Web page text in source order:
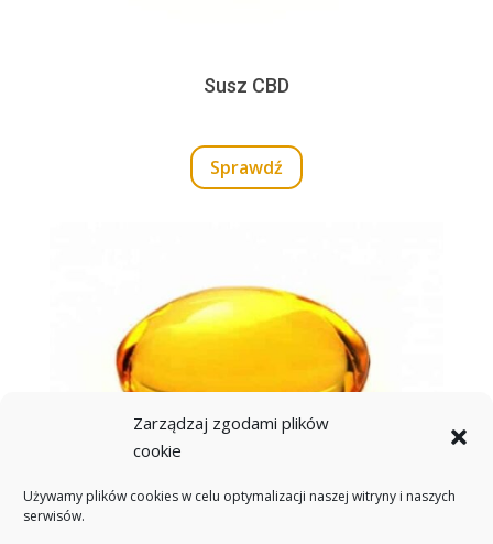
Zarządzaj zgodami plików
cookie
Używamy plików cookies w celu optymalizacji naszej witryny i naszych
serwisów.
Susz CBD
Sprawdź